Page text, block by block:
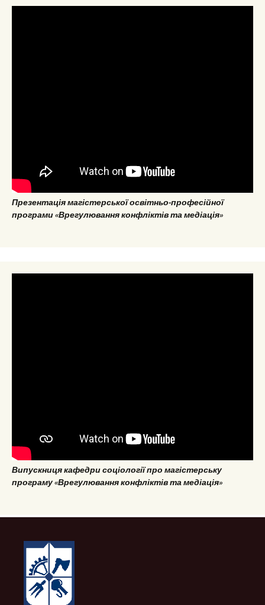
Презентація магістерської освітньо-професійної
програми «Врегулювання конфліктів та медіація»
Випускниця кафедри соціології про магістерську
програму «Врегулювання конфліктів та медіація»